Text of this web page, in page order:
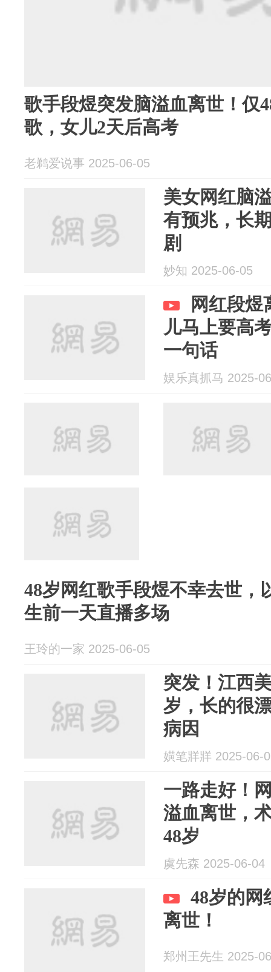
歌手段煜突发脑溢血离世！仅
歌，女儿2天后高考
老鹈爱说事 2025-06-05
美女网红脑
有预兆，长
剧
妙知 2025-06-05
网红段煜
儿马上要高
一句话
娱乐真抓马 2025-
48岁网红歌手段煜不幸去世，
生前一天直播多场
王玲的一家 2025-06-05
突发！江西
岁，长的很
病因
嫹笔牂牂 2025-06-
一路走好！
溢血离世，
48岁
虞先森 2025-06-04
48岁的网
离世！
郑州王先生 2025-